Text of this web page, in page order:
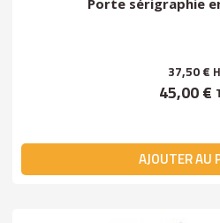
Porte sérigraphie
37,50 €
45,00 €
AJOUTER AU